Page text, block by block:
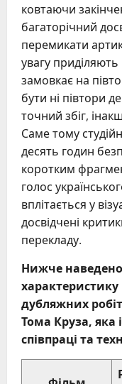
ковтаючи
багаторічний
перемикати
увагу
замовкає на
бути ні півтори
точний збіг,
Саме тому
десять годин
коротким
голос
вплітається у
досвідчені
перекладу.
Нижче
дубляжних
Тома Круза, яка
співпраці та